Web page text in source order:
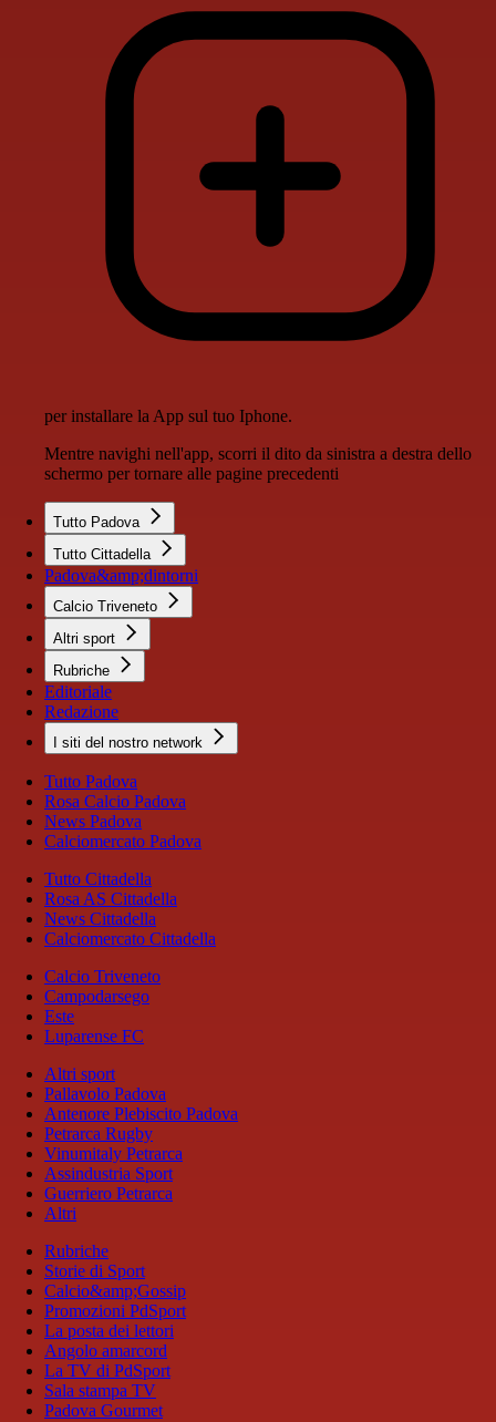
per installare la App sul tuo Iphone.
Mentre navighi nell'app, scorri il dito da sinistra a destra dello
schermo per tornare alle pagine precedenti
Tutto Padova
Tutto Cittadella
Padova&amp;dintorni
Calcio Triveneto
Altri sport
Rubriche
Editoriale
Redazione
I siti del nostro network
Tutto Padova
Rosa Calcio Padova
News Padova
Calciomercato Padova
Tutto Cittadella
Rosa AS Cittadella
News Cittadella
Calciomercato Cittadella
Calcio Triveneto
Campodarsego
Este
Luparense FC
Altri sport
Pallavolo Padova
Antenore Plebiscito Padova
Petrarca Rugby
Vinumitaly Petrarca
Assindustria Sport
Guerriero Petrarca
Altri
Rubriche
Storie di Sport
Calcio&amp;Gossip
Promozioni PdSport
La posta dei lettori
Angolo amarcord
La TV di PdSport
Sala stampa TV
Padova Gourmet